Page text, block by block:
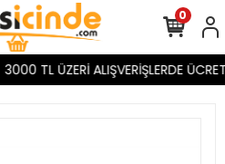
3000 TL ÜZERİ ALIŞVERİŞLERDE
0